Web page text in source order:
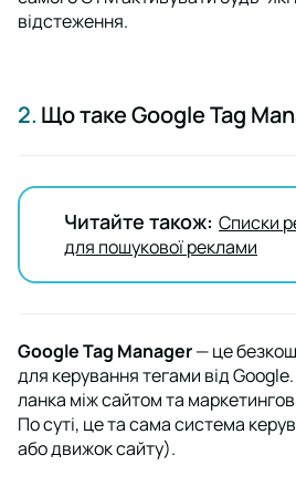
відстеження.
2. Що таке Google Tag
Читайте також: Списки
для пошукової реклами
Google Tag Manager— це
для керування тегами від
ланка між сайтом та
По суті, це та сама система
або движок сайту).